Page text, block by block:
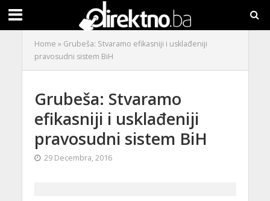
Home » Grubeša: Stvaramo efikasniji i usklađeniji
pravosudni sistem BiH
Grubeša: Stvaramo
efikasniji i usklađeniji
pravosudni sistem BiH
29 Decembra, 2016